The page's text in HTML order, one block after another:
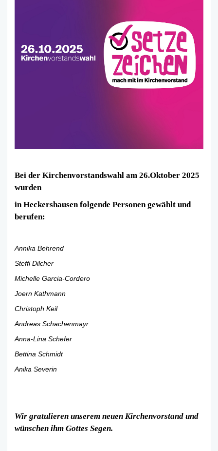
Bei der Kirchenvorstandswahl am 26.Oktober 2025
wurden
in Heckershausen folgende Personen gewählt und
berufen:
Annika Behrend
Steffi Dilcher
Michelle Garcia-Cordero
Joern Kathmann
Christoph Keil
Andreas Schachenmayr
Anna-Lina Schefer
Bettina Schmidt
Anika Severin
Wir gratulieren unserem neuen Kirchenvorstand und
wünschen ihm Gottes Segen.